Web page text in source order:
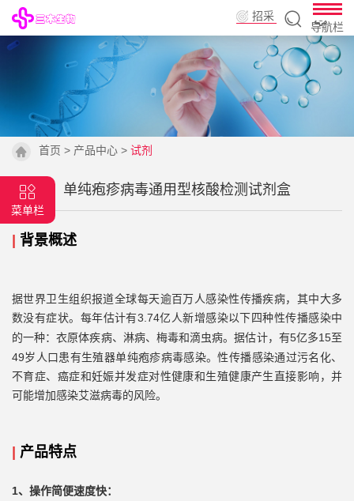
招采
导航栏
首页 > 产品中心 > 试剂
菜单栏
单纯疱疹病毒通用型核酸检测试剂盒
背景概述
据世界卫生组织报道全球每天逾百万人感染性传播疾病，其中大多
数没有症状。 每年估计有3.74亿人新增感染以下四种性传播感染中
的一种：衣原体疾病、淋病、梅毒和滴虫病。据估计，有5亿多15至
49岁人口患有生殖器单纯疱疹病毒感染。性传播感染通过污名化、
不育症、癌症和妊娠并发症对性健康和生殖健康产生直接影响，并
可能增加感染艾滋病毒的风险。
产品特点
1、操作简便速度快：